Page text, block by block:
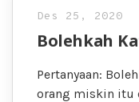
Des 25, 2020
Bolehkah
Pertanyaan:
orang miskin itu